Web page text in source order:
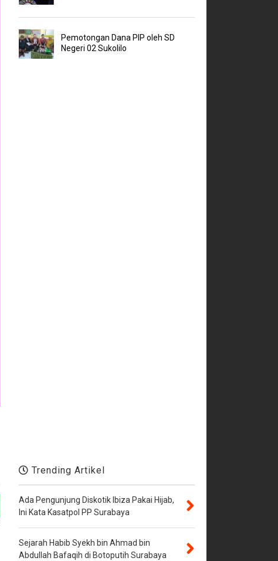
Pemotongan Dana PIP oleh SD
Negeri 02 Sukolilo
Trending Artikel
Ada Pengunjung Diskotik Ibiza Pakai Hijab,
Ini Kata Kasatpol PP Surabaya
Sejarah Habib Syekh bin Ahmad bin
Abdullah Bafaqih di Botoputih Surabaya